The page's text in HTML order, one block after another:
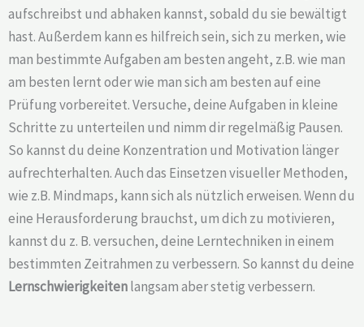
aufschreibst und abhaken kannst, sobald du sie bewältigt
hast. Außerdem kann es hilfreich sein, sich zu merken, wie
man bestimmte Aufgaben am besten angeht, z.B. wie man
am besten lernt oder wie man sich am besten auf eine
Prüfung vorbereitet. Versuche, deine Aufgaben in kleine
Schritte zu unterteilen und nimm dir regelmäßig Pausen.
So kannst du deine Konzentration und Motivation länger
aufrechterhalten. Auch das Einsetzen visueller Methoden,
wie z.B. Mindmaps, kann sich als nützlich erweisen. Wenn du
eine Herausforderung brauchst, um dich zu motivieren,
kannst du z. B. versuchen, deine Lerntechniken in einem
bestimmten Zeitrahmen zu verbessern. So kannst du deine
Lernschwierigkeitenlangsam aber stetig verbessern.